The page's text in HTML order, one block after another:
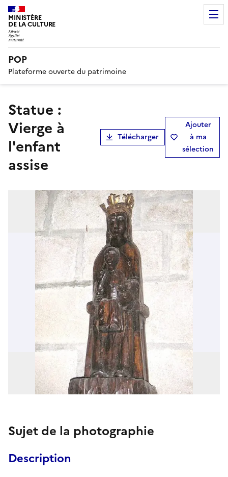
MINISTÈRE
DE LA CULTURE
POP
Plateforme ouverte du patrimoine
statue :
Vierge à
l'enfant
assise
Télécharger
Ajouter
à ma
sélection
Sujet de la photographie
Description